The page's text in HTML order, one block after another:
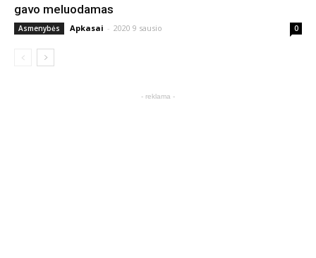
gavo meluodamas
Asmenybės Apkasai - 2020 9 sausio 0
- reklama -